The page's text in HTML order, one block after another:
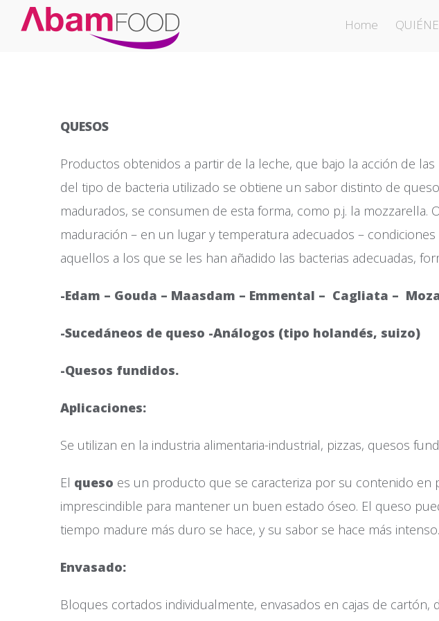
Home
QUESOS
Productos obtenidos a partir de la leche, que bajo la acción de las
del tipo de bacteria utilizado se obtiene un sabor distinto de
madurados, se consumen de esta forma, como p.j. la
maduración – en un lugar y temperatura adecuados –
aquellos a los que se les han añadido las bacterias adecuadas,
-Edam – Gouda – Maasdam – Emmental – Cagliata –
-Sucedáneos de queso -Análogos (tipo holandés, suizo)
-Quesos fundidos.
Aplicaciones:
Se utilizan en la industria alimentaria-industrial, pizzas, quesos
El queso es un producto que se caracteriza por su contenido en
imprescindible para mantener un buen estado óseo. El queso
tiempo madure más duro se hace, y su sabor se hace más intenso.
Bloques cortados individualmente, envasados en cajas de cartón,